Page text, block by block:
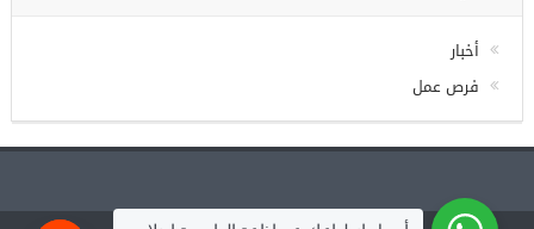
تصنيفات
أخبار